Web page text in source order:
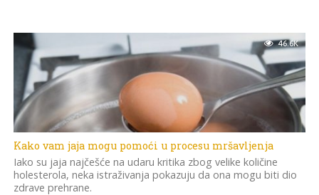
46.6K
Kako vam jaja mogu pomoći u procesu mršavljenja
Iako su jaja najčešće na udaru kritika zbog velike količine
holesterola, neka istraživanja pokazuju da ona mogu biti dio
zdrave prehrane.